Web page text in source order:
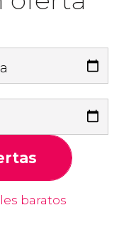
baratos